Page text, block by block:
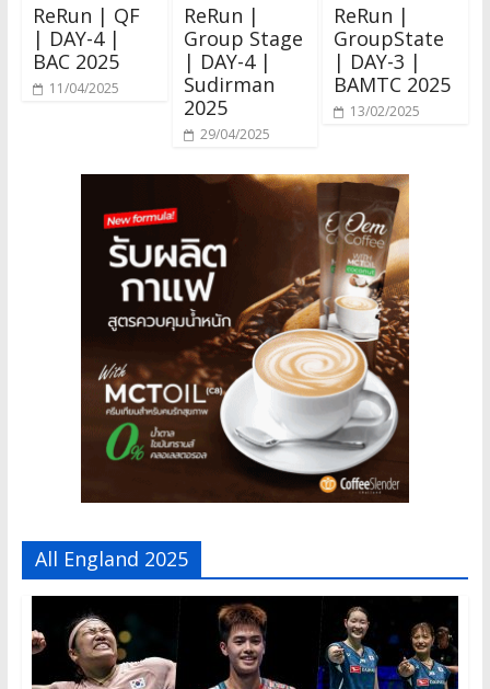
ReRun | QF
| DAY-4 |
BAC 2025
11/04/2025
ReRun |
Group Stage
| DAY-4 |
Sudirman
2025
29/04/2025
ReRun |
GroupState
| DAY-3 |
BAMTC 2025
13/02/2025
All England 2025